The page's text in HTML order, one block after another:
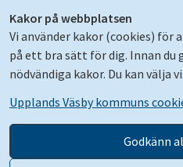
Kakor på webbplatsen
Vi använder kakor (cookies) för
på ett bra sätt för dig. Innan du
nödvändiga kakor. Du kan välja
Upplands Väsby kommuns
Godkänn